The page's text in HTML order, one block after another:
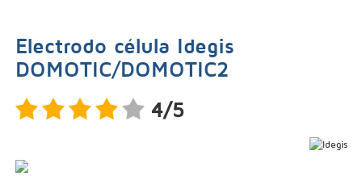
Electrodo célula Idegis
DOMOTIC/DOMOTIC2
4/5